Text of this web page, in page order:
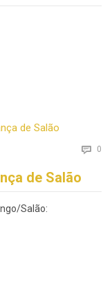
 0
de Salão
Salão: